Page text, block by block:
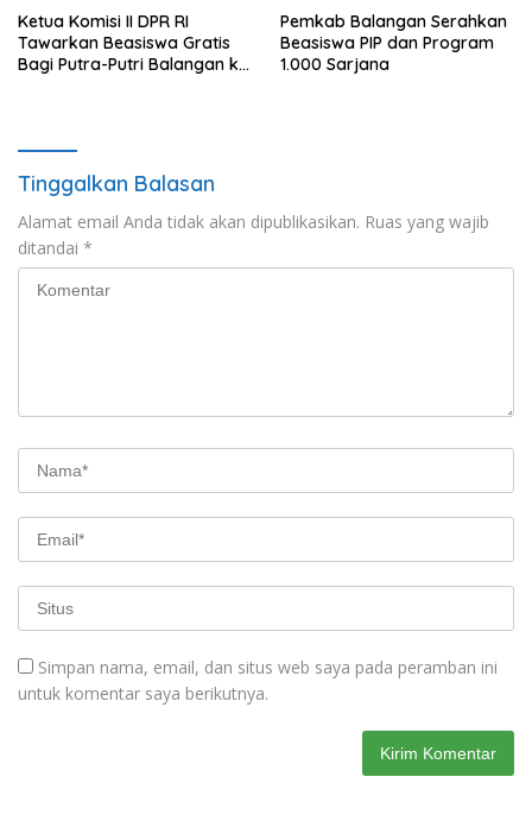
Ketua Komisi II DPR RI
Tawarkan Beasiswa Gratis
Bagi Putra-Putri Balangan ke
Pemkab Balangan Serahkan
Beasiswa PIP dan Program
1.000 Sarjana
Tinggalkan Balasan
Alamat email Anda tidak akan dipublikasikan. Ruas yang wajib
ditandai *
Simpan nama, email, dan situs web saya pada peramban ini
untuk komentar saya berikutnya.